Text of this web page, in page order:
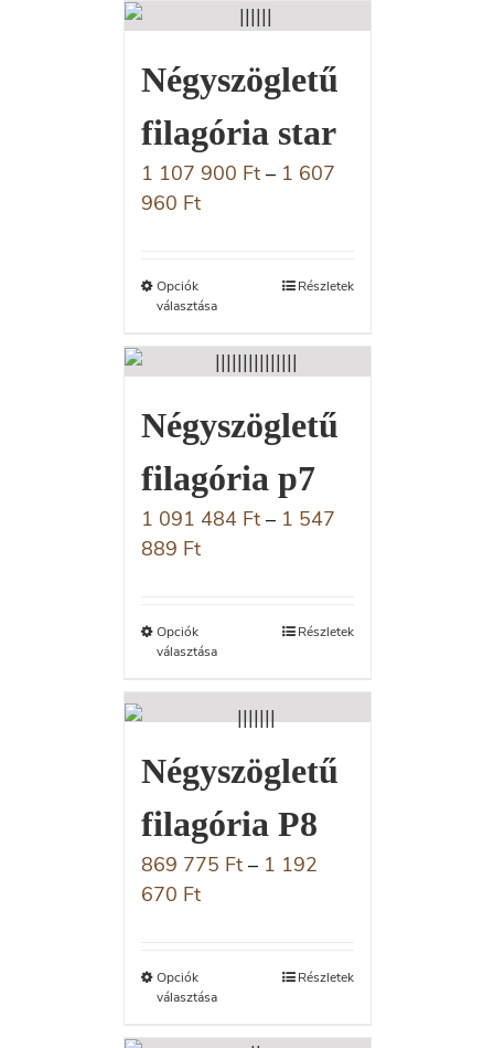
Négyszögletű
filagória star
1 107 900 Ft– 1 607
960 Ft
Opciók
választása
Részletek
Négyszögletű
filagória p7
1 091 484 Ft– 1 547
889 Ft
Opciók
választása
Részletek
Négyszögletű
filagória P8
869 775 Ft– 1 192
670 Ft
Opciók
választása
Részletek